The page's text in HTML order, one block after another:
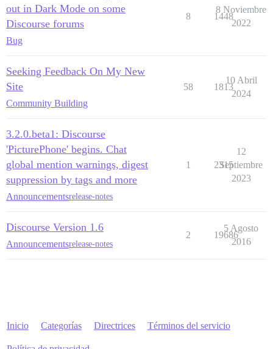
out in Dark Mode on some
Discourse forums
Bug
8 1448
8 Noviembre
2022
Seeking Feedback On My New
Site
Community Building
58 1813
10 Abril
2024
3.2.0.beta1: Discourse
'PicturePhone' begins. Chat
global mention warnings, digest
suppression by tags and more
Announcementsrelease-notes
1 2315
12
Septiembre
2023
Discourse Version 1.6
Announcementsrelease-notes
2 19686
5 Agosto
2016
Inicio Categorías Directrices Términos del servicio